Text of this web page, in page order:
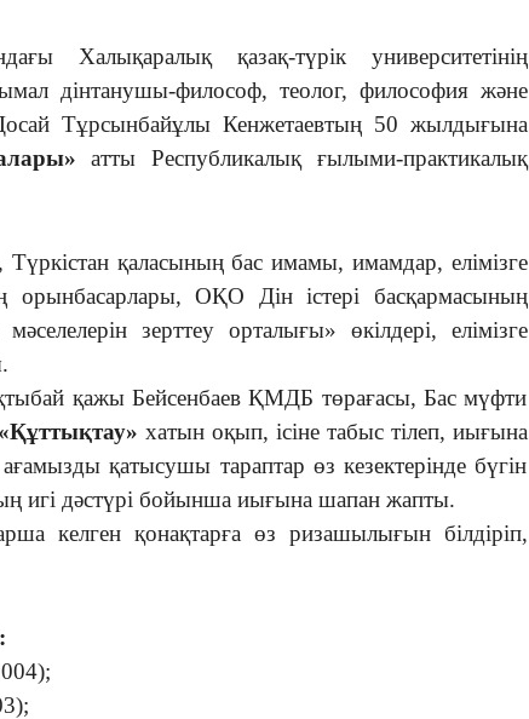
Халықаралық қазақ-түрік университетінің
дінтанушы-философ, теолог, философия және
Тұрсынбайұлы Кенжетаевтың 50 жылдығына
атты Республикалық ғылыми-практикалық
қаласының бас имамы, имамдар, елімізге
орынбасарлары, ОҚО Дін істері басқармасының
зерттеу орталығы» өкілдері, елімізге
қажы Бейсенбаев ҚМДБ төрағасы, Бас мүфти
«Құттықтау» хатын оқып, ісіне табыс тілеп, иығына
қатысушы тараптар өз кезектерінде бүгін
игі дәстүрі бойынша иығына шапан жапты.
келген қонақтарға өз ризашылығын білдіріп,